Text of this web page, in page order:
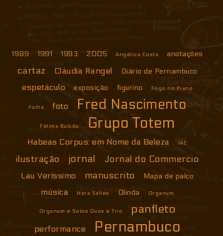
1989 1991 1993 2005 Angélica Costa anotações
cartaz Cláudia Rangel Diário de Pernambuco
espetáculo exposição figurino Fogo no Piano
Folha foto Fred Nascimento
Fátima Bulcão Grupo Totem
Habeas Corpus: em Nome da Beleza IAC
ilustração jornal Jornal do Commercio
Lau Veríssimo manuscrito Mapa de palco
música Nara Salles Olinda Organum
Organum e Solos Duos e Trio panfleto
performance Pernambuco